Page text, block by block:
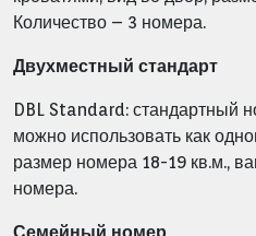
Количество – 3 номера.
Двухместный стандарт
DBL Standard: стандартный
можно использовать как
размер номера 18-19 кв.м.,
номера.